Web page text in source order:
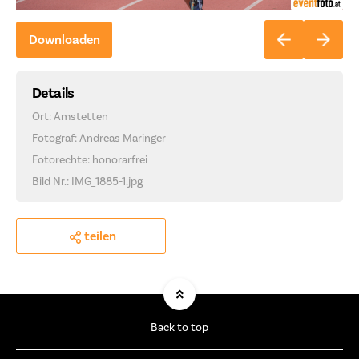
Downloaden
Details
Ort: Amstetten
Fotograf: Andreas Maringer
Fotorechte: honorarfrei
Bild Nr.: IMG_1885-1.jpg
teilen
Back to top